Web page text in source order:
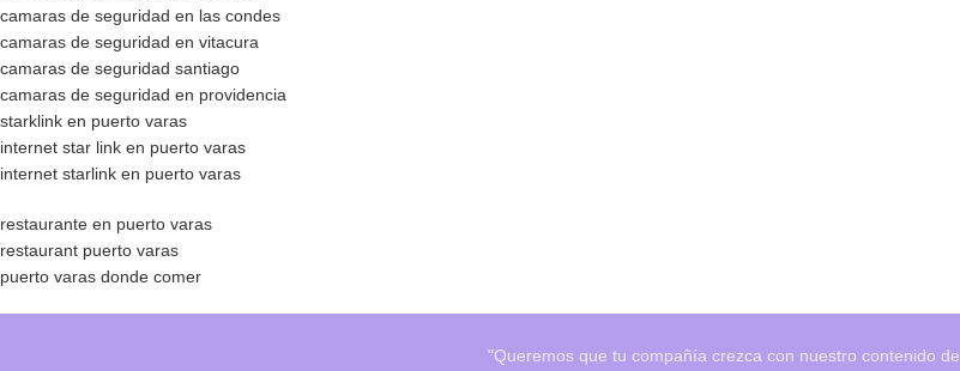
camaras de seguridad en las condes
camaras de seguridad en vitacura
camaras de seguridad santiago
camaras de seguridad en providencia
starklink en puerto varas
internet star link en puerto varas
internet starlink en puerto varas
restaurante en puerto varas
restaurant puerto varas
puerto varas donde comer
"Queremos que tu compañía crezca con nuestro contenido de